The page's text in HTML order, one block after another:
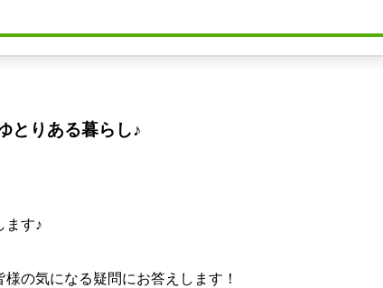
とりある暮らし♪
ます♪
の気になる疑問にお答えします！